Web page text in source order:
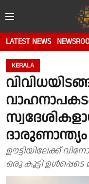
LATEST NEWS
KERALA
ദാരുണാന്ത്യം
ഊട്ടിയിലേക്ക്
ഒരു കൂട്ടി